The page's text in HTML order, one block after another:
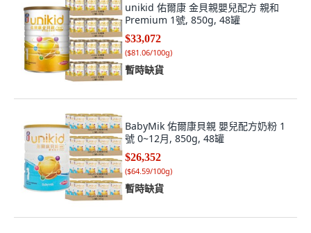
unikid 佑爾康 金貝親嬰兒配方 親和
Premium 1號, 850g, 48罐
$33,072
($81.06/100g)
暫時缺貨
BabyMik 佑爾康貝親 嬰兒配方奶粉 1
號 0~12月, 850g, 48罐
$26,352
($64.59/100g)
暫時缺貨